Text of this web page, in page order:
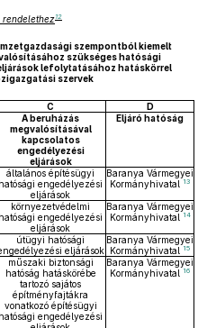
rendelethez12
szempontból kiemelt
szükséges hatósági
lefolytatásához hatáskörrel
szervek
C
D
A beruházás
megvalósításával
kapcsolatos
engedélyezési
eljárások
Eljáró hatóság
általános építésügyi
hatósági engedélyezési
eljárások
Baranya Vármegyei
Kormányhivatal 13
környezetvédelmi
hatósági engedélyezési
eljárások
Baranya Vármegyei
Kormányhivatal 14
útügyi hatósági
eljárások
Baranya Vármegyei
Kormányhivatal 15
műszaki biztonsági
hatóság hatáskörébe
tartozó sajátos
építményfajtákra
vonatkozó építésügyi
hatósági engedélyezési
Baranya Vármegyei
Kormányhivatal 16